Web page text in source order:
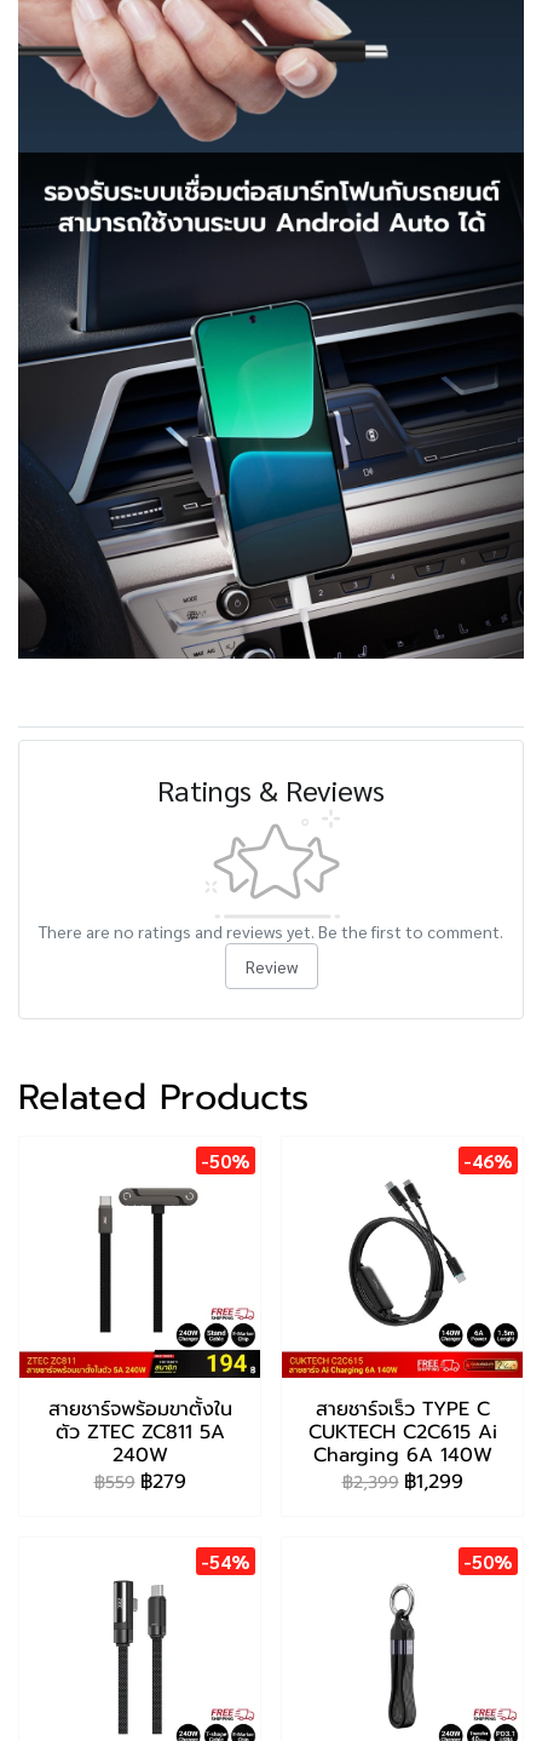
Ratings & Reviews
There are no ratings and reviews yet. Be the first to comment.
Review
Related Products
-50%
สายชาร์จพร้อมขาตั้งใน
ตัว ZTEC ZC811 5A
240W
฿559 ฿279
-46%
สายชาร์จเร็ว TYPE C
CUKTECH C2C615 Ai
Charging 6A 140W
฿2,399 ฿1,299
-54% -50%